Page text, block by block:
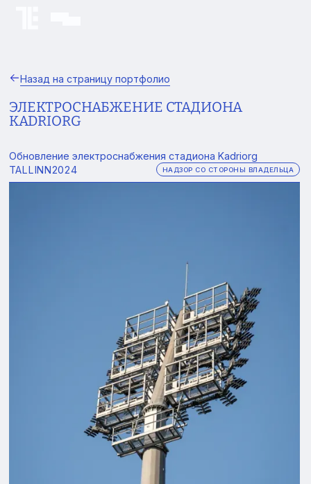
Назад на страницу портфолио
ЭЛЕКТРОСНАБЖЕНИЕ СТАДИОНА
KADRIORG
Обновление электроснабжения стадиона Kadriorg
TALLINN2024 НАДЗОР СО СТОРОНЫ ВЛАДЕЛЬЦА